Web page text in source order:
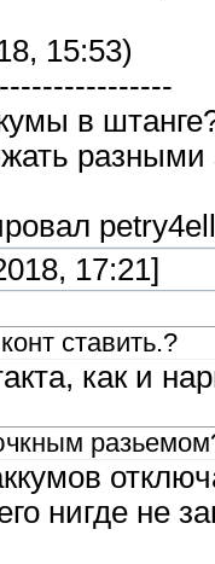
15:53)
в
17:21]
ставить.?
как и
нигде не